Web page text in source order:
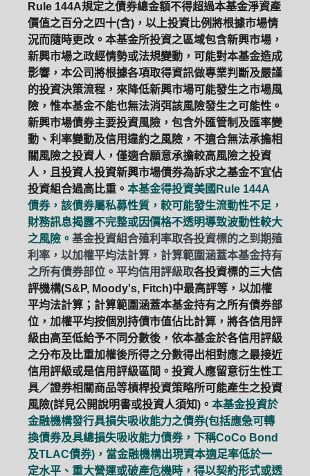
Rule 144A規定之債券總金額不得超過本基金淨資產
價值之百分之四十(含)，以上投資比例將根據市場情
況而隨時更改。本基金所投資之區域包含新興市場，
新興市場之政經情勢或法規變動，可能對本基金造成
影響，本公司將根據各項取得資訊做專業判斷及嚴謹
的投資決策流程，來降低新興市場可能發生之市場風
險，惟本基金不能也無法消弭該風險發生之可能性。
新興市場債券主要投資風險，包含外匯管制及匯率變
動、利率變動及信用違約之風險，不適合無法承擔相
關風險之投資人，僅適合願意承擔較高風險之投資
人，且投資人投資新興市場債券為訴求之基金不宜佔
投資組合過高比重。 本基金得投資美國Rule 144A
債券，該債券屬私募性質，較可能發生流動性不足，
財務訊息揭露不完整或因價格不透明導致波動性較大
之風險。 基金投資組合殖利率取各投資標的之到期殖
利率，以加權平均法計算，計算範圍涵蓋本基金持有
之所有債券部位。平均信用評級取各投資標的三大信
評機構(S&P, Moody's, Fitch)中最高評等，以加權
平均法計算；計算範圍涵蓋本基金持有之所有債券部
位，加權平均按個別持債市值佔比計算，將各信用評
級由高至低給予不同分數後，依本基金於各信用評級
之分布及比重加權後所得之分數得出相對應之最接近
信用評級或是信用評級區間。投資人應留意衍生性工
具／證券相關商品等槓桿投資策略所可能產生之投資
風險(詳見公開說明書或投資人須知)。 本基金投資於
金融機構發行具損失吸收能力之債券(包括應急可轉
換債券及具總損失吸收能力債券，下稱CoCo Bond
及TLAC債券)，當金融機構出現資本適足率低於一
定水平、重大營運或破產危機時，得以契約形式或透